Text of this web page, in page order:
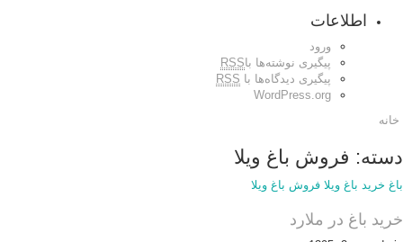
اطلاعات
ورود
پیگیری نوشته‌ها باRSS
پیگیری دیدگاه‌ها با RSS
WordPress.org
خانه
دسته: فروش باغ ویلا
باغ خرید باغ ویلا فروش باغ ویلا
خرید باغ در ملارد